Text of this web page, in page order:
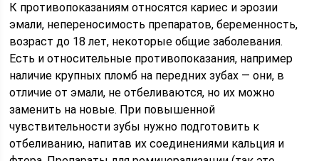
К противопоказаниям относятся кариес и эрозии
эмали, непереносимость препаратов, беременность,
возраст до 18 лет, некоторые общие заболевания.
Есть и относительные противопоказания, например
наличие крупных пломб на передних зубах — они, в
отличие от эмали, не отбеливаются, но их можно
заменить на новые. При повышенной
чувствительности зубы нужно подготовить к
отбеливанию, напитав их соединениями кальция и